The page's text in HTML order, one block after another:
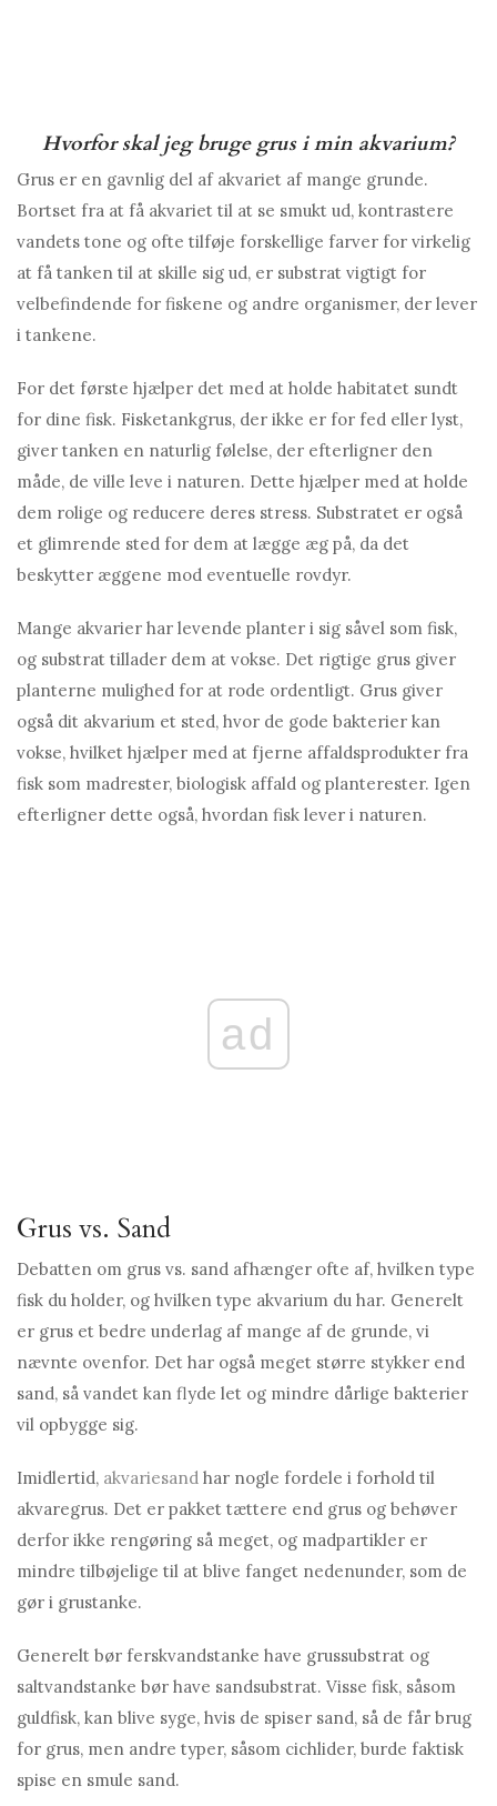
Hvorfor skal jeg bruge grus i min akvarium?
Grus er en gavnlig del af akvariet af mange grunde.
Bortset fra at få akvariet til at se smukt ud, kontrastere
vandets tone og ofte tilføje forskellige farver for virkelig
at få tanken til at skille sig ud, er substrat vigtigt for
velbefindende for fiskene og andre organismer, der lever
i tankene.
For det første hjælper det med at holde habitatet sundt
for dine fisk. Fisketankgrus, der ikke er for fed eller lyst,
giver tanken en naturlig følelse, der efterligner den
måde, de ville leve i naturen. Dette hjælper med at holde
dem rolige og reducere deres stress. Substratet er også
et glimrende sted for dem at lægge æg på, da det
beskytter æggene mod eventuelle rovdyr.
Mange akvarier har levende planter i sig såvel som fisk,
og substrat tillader dem at vokse. Det rigtige grus giver
planterne mulighed for at rode ordentligt. Grus giver
også dit akvarium et sted, hvor de gode bakterier kan
vokse, hvilket hjælper med at fjerne affaldsprodukter fra
fisk som madrester, biologisk affald og planterester. Igen
efterligner dette også, hvordan fisk lever i naturen.
ad
Grus vs. Sand
Debatten om grus vs. sand afhænger ofte af, hvilken type
fisk du holder, og hvilken type akvarium du har. Generelt
er grus et bedre underlag af mange af de grunde, vi
nævnte ovenfor. Det har også meget større stykker end
sand, så vandet kan flyde let og mindre dårlige bakterier
vil opbygge sig.
Imidlertid, akvariesand har nogle fordele i forhold til
akvaregrus. Det er pakket tættere end grus og behøver
derfor ikke rengøring så meget, og madpartikler er
mindre tilbøjelige til at blive fanget nedenunder, som de
gør i grustanke.
Generelt bør ferskvandstanke have grussubstrat og
saltvandstanke bør have sandsubstrat. Visse fisk, såsom
guldfisk, kan blive syge, hvis de spiser sand, så de får brug
for grus, men andre typer, såsom cichlider, burde faktisk
spise en smule sand.